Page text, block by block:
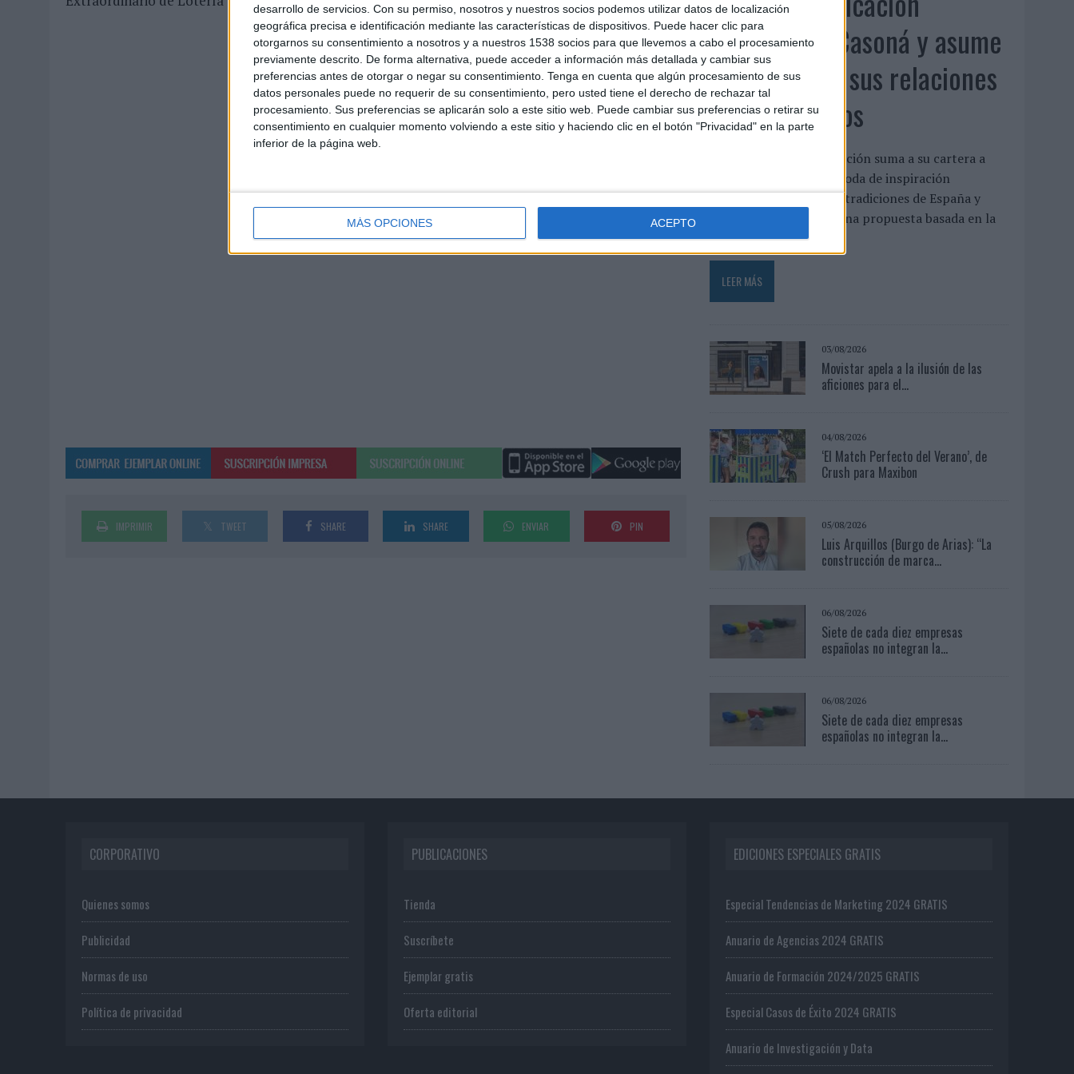
desarrollo de servicios. Con su permiso, nosotros y nuestros socios podemos utilizar datos de localización
geográfica precisa e identificación mediante las características de dispositivos. Puede hacer clic para
otorgarnos su consentimiento a nosotros y a nuestros 1538 socios para que llevemos a cabo el procesamiento
previamente descrito. De forma alternativa, puede acceder a información más detallada y cambiar sus
preferencias antes de otorgar o negar su consentimiento. Tenga en cuenta que algún procesamiento de sus
datos personales puede no requerir de su consentimiento, pero usted tiene el derecho de rechazar tal
procesamiento. Sus preferencias se aplicarán solo a este sitio web. Puede cambiar sus preferencias o retirar su
consentimiento en cualquier momento volviendo a este sitio y haciendo clic en el botón "Privacidad" en la parte
inferior de la página web.
MÁS OPCIONES ACEPTO
IMPRIMIR TWEET SHARE SHARE ENVIAR PIN
incorpora a Casoná y asume
la gestión de sus relaciones
con los medios
La agencia de comunicación suma a su cartera a
Casoná, una firma de moda de inspiración
resortwear que une las tradiciones de España y
Venezuela a través de una propuesta basada en la
artesanía, el...
LEER MÁS
03/08/2026
Movistar apela a la ilusión de las
aficiones para el...
04/08/2026
‘El Match Perfecto del Verano’, de
Crush para Maxibon
05/08/2026
Luis Arquillos (Burgo de Arias): “La
construcción de marca...
06/08/2026
Siete de cada diez empresas
españolas no integran la...
06/08/2026
Siete de cada diez empresas
españolas no integran la...
CORPORATIVO
Quienes somos
Publicidad
Normas de uso
Política de privacidad
PUBLICACIONES
Tienda
Suscríbete
Ejemplar gratis
Oferta editorial
EDICIONES ESPECIALES GRATIS
Especial Tendencias de Marketing 2024 GRATIS
Anuario de Agencias 2024 GRATIS
Anuario de Formación 2024/2025 GRATIS
Especial Casos de Éxito 2024 GRATIS
Anuario de Investigación y Data